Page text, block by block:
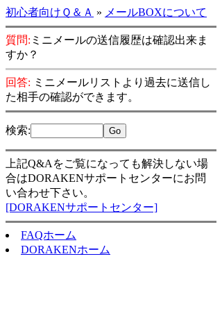
初心者向けＱ＆Ａ » メールBOXについて
質問: ミニメールの送信履歴は確認出来ま
すか？
回答: ミニメールリストより過去に送信し
た相手の確認ができます。
検索:
上記Q&Aをご覧になっても解決しない場
合はDORAKENサポートセンターにお問
い合わせ下さい。
[DORAKENサポートセンター]
FAQホーム
DORAKENホーム